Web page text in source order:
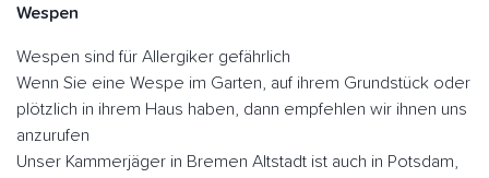
Wespen
Wespen sind für Allergiker gefährlich
Wenn Sie eine Wespe im Garten, auf ihrem Grundstück oder
plötzlich in ihrem Haus haben, dann empfehlen wir ihnen uns
anzurufen
Unser Kammerjäger in Bremen Altstadt ist auch in Potsdam,